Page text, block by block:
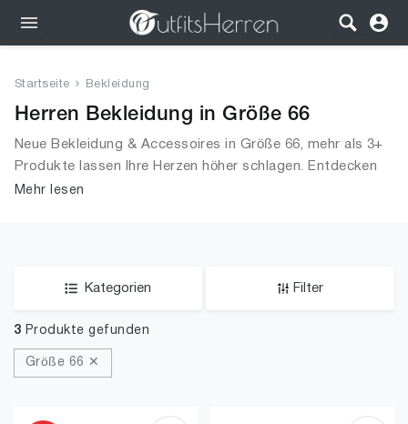
Bekleidung
Wäsche
Schuhe
Startseite Bekleidung
Herren Bekleidung in Größe 66
Neue Bekleidung & Accessoires in Größe 66, mehr als 3+
Produkte lassen Ihre Herzen höher schlagen. Entdecken
Sie unsere Auswahl an Tops, T-Shirts, Accessoires,
Mehr lesen
Kategorien Filter
3 Produkte gefunden
Größe 66 ✕